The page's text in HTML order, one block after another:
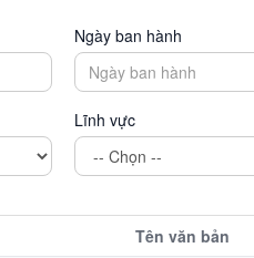
Ngày ban hành
Lĩnh vực
Tên văn bản